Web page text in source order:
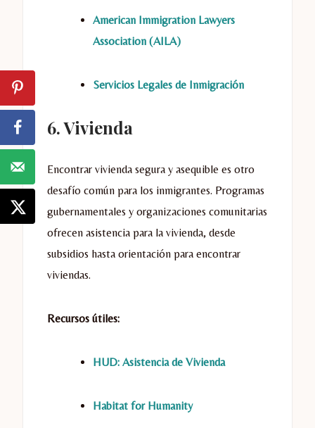
American Immigration Lawyers
Association (AILA)
Servicios Legales de Inmigración
6. Vivienda
Encontrar vivienda segura y asequible es otro
desafío común para los inmigrantes. Programas
gubernamentales y organizaciones comunitarias
ofrecen asistencia para la vivienda, desde
subsidios hasta orientación para encontrar
viviendas.
Recursos útiles:
HUD: Asistencia de Vivienda
Habitat for Humanity